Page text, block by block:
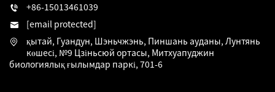
+86-15013461039
[email protected]
қытай, Гуандун, Шэньчжэнь, Пиншань ауданы, Лунтянь
көшесі, №9 Цзіньсюй ортасы, Митхуапуджин
биологиялық ғылымдар паркі, 701-6